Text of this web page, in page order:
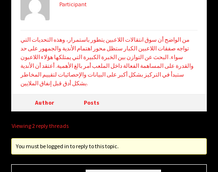
Participant
من الواضح أن سوق انتقالات اللاعبين يتطور باستمرار، وهذه التحديات التي
تواجه صفقات اللاعبين الكبار ستظل محور اهتمام الأندية والجمهور على حد
سواء. البحث عن التوازن بين الخبرة الكبيرة التي يمتلكها هؤلاء اللاعبون
والقدرة على المساهمة الفعالة داخل الملعب أمر بالغ الأهمية. أعتقد أن الأندية
ستبدأ في التركيز بشكل أكبر على البيانات والإحصائيات لتقييم المخاطر
بشكل أدق قبل إنفاق الملايين.
Author Posts
Viewing 2 reply threads
You must be logged in to reply to this topic.